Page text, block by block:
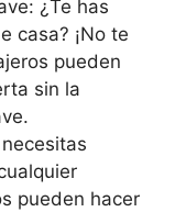
¿Te has
casa? ¡No te
pueden
sin la
pueden hacer